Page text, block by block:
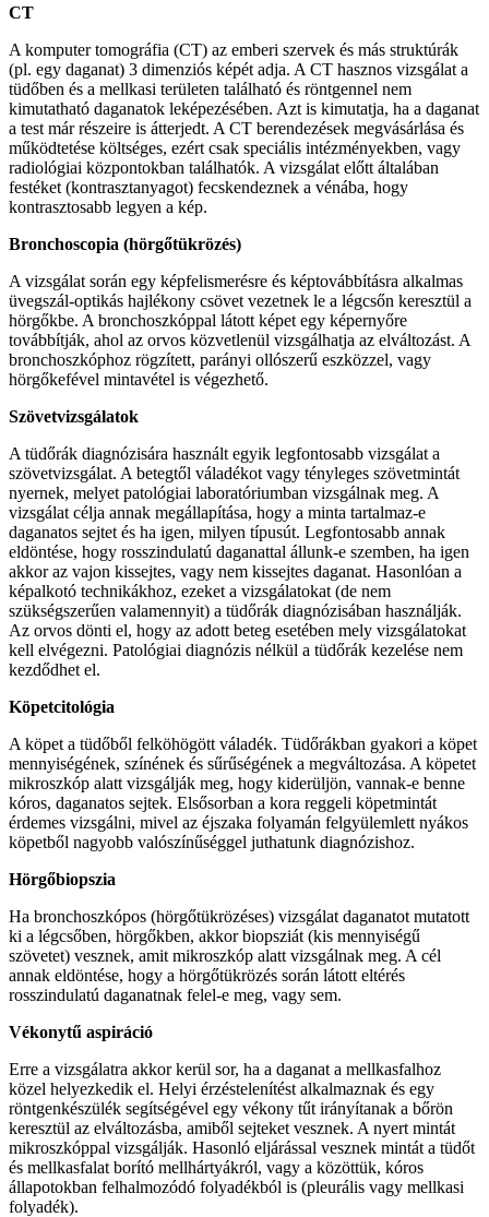
CT
A komputer tomográfia (CT) az emberi szervek és más struktúrák
(pl. egy daganat) 3 dimenziós képét adja. A CT hasznos vizsgálat a
tüdőben és a mellkasi területen található és röntgennel nem
kimutatható daganatok leképezésében. Azt is kimutatja, ha a daganat
a test már részeire is átterjedt. A CT berendezések megvásárlása és
működtetése költséges, ezért csak speciális intézményekben, vagy
radiológiai központokban találhatók. A vizsgálat előtt általában
festéket (kontrasztanyagot) fecskendeznek a vénába, hogy
kontrasztosabb legyen a kép.
Bronchoscopia (hörgőtükrözés)
A vizsgálat során egy képfelismerésre és képtovábbításra alkalmas
üvegszál-optikás hajlékony csövet vezetnek le a légcsőn keresztül a
hörgőkbe. A bronchoszkóppal látott képet egy képernyőre
továbbítják, ahol az orvos közvetlenül vizsgálhatja az elváltozást. A
bronchoszkóphoz rögzített, parányi ollószerű eszközzel, vagy
hörgőkefével mintavétel is végezhető.
Szövetvizsgálatok
A tüdőrák diagnózisára használt egyik legfontosabb vizsgálat a
szövetvizsgálat. A betegtől váladékot vagy tényleges szövetmintát
nyernek, melyet patológiai laboratóriumban vizsgálnak meg. A
vizsgálat célja annak megállapítása, hogy a minta tartalmaz-e
daganatos sejtet és ha igen, milyen típusút. Legfontosabb annak
eldöntése, hogy rosszindulatú daganattal állunk-e szemben, ha igen
akkor az vajon kissejtes, vagy nem kissejtes daganat. Hasonlóan a
képalkotó technikákhoz, ezeket a vizsgálatokat (de nem
szükségszerűen valamennyit) a tüdőrák diagnózisában használják.
Az orvos dönti el, hogy az adott beteg esetében mely vizsgálatokat
kell elvégezni. Patológiai diagnózis nélkül a tüdőrák kezelése nem
kezdődhet el.
Köpetcitológia
A köpet a tüdőből felköhögött váladék. Tüdőrákban gyakori a köpet
mennyiségének, színének és sűrűségének a megváltozása. A köpetet
mikroszkóp alatt vizsgálják meg, hogy kiderüljön, vannak-e benne
kóros, daganatos sejtek. Elsősorban a kora reggeli köpetmintát
érdemes vizsgálni, mivel az éjszaka folyamán felgyülemlett nyákos
köpetből nagyobb valószínűséggel juthatunk diagnózishoz.
Hörgőbiopszia
Ha bronchoszkópos (hörgőtükrözéses) vizsgálat daganatot mutatott
ki a légcsőben, hörgőkben, akkor biopsziát (kis mennyiségű
szövetet) vesznek, amit mikroszkóp alatt vizsgálnak meg. A cél
annak eldöntése, hogy a hörgőtükrözés során látott eltérés
rosszindulatú daganatnak felel-e meg, vagy sem.
Vékonytű aspiráció
Erre a vizsgálatra akkor kerül sor, ha a daganat a mellkasfalhoz
közel helyezkedik el. Helyi érzéstelenítést alkalmaznak és egy
röntgenkészülék segítségével egy vékony tűt irányítanak a bőrön
keresztül az elváltozásba, amiből sejteket vesznek. A nyert mintát
mikroszkóppal vizsgálják. Hasonló eljárással vesznek mintát a tüdőt
és mellkasfalat borító mellhártyákról, vagy a közöttük, kóros
állapotokban felhalmozódó folyadékból is (pleurális vagy mellkasi
folyadék).